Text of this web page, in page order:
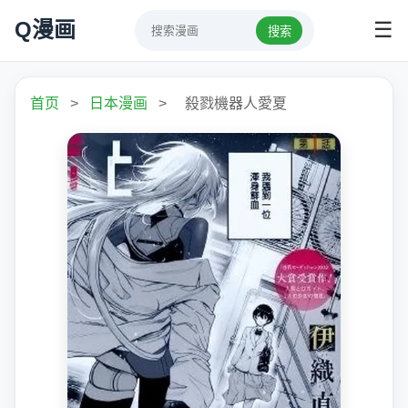
Q漫画 搜索 ☰
首页 > 日本漫画 > 殺戮機器人愛夏